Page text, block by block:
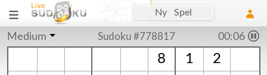
Ny Spel
Medium Sudoku #778817 00:06
8 1
2